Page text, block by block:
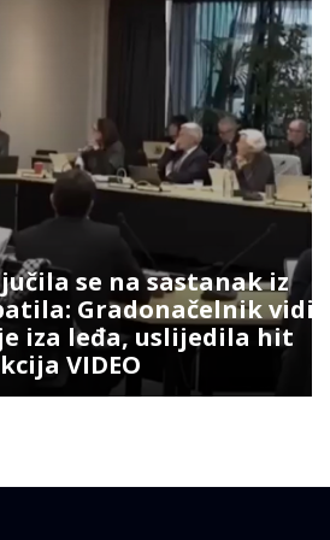
sastanak iz
vidio šta
uslijedila hit